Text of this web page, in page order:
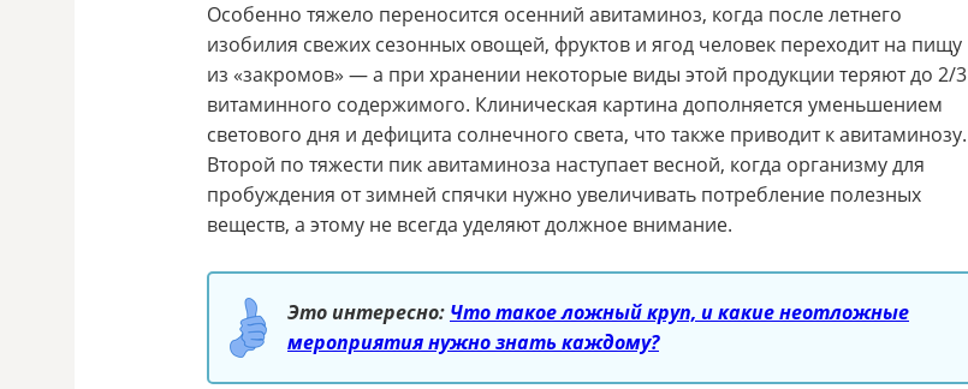
Особенно тяжело переносится осенний авитаминоз, когда после летнего
изобилия свежих сезонных овощей, фруктов и ягод человек переходит на пищу
из «закромов» — а при хранении некоторые виды этой продукции теряют до 2/3
витаминного содержимого. Клиническая картина дополняется уменьшением
светового дня и дефицита солнечного света, что также приводит к авитаминозу.
Второй по тяжести пик авитаминоза наступает весной, когда организму для
пробуждения от зимней спячки нужно увеличивать потребление полезных
веществ, а этому не всегда уделяют должное внимание.
Это интересно: Что такое ложный круп, и какие неотложные
мероприятия нужно знать каждому?